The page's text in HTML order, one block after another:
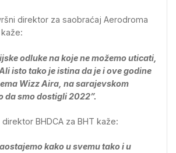
direktor za saobraćaj Aerodroma
odluke na koje ne možemo uticati,
isto tako je istina da je i ove godine
Wizz Aira, na sarajevskom
da smo dostigli 2022”.
BHDCA za BHT kaže:
kako u svemu tako i u